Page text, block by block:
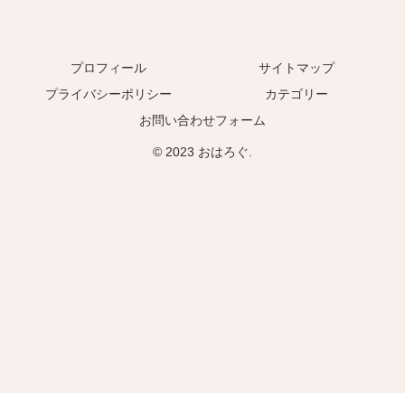
プロフィール
サイトマップ
プライバシーポリシー
カテゴリー
お問い合わせフォーム
© 2023 おはろぐ.